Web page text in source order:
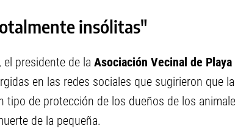
insólitas"
el presidente de la Asociación Vecinal de Playa
en las redes sociales que sugirieron que
tipo de protección de los dueños de los
de la pequeña.